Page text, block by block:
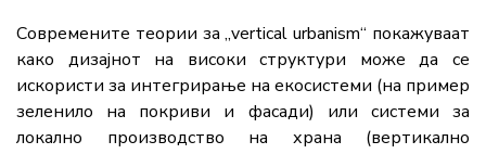
Современите теории за „vertical urbanism“ покажуваат
како дизајнот на високи структури може да се
искористи за интегрирање на екосистеми (на пример
зеленило на покриви и фасади) или системи за
локално производство на храна (вертикално